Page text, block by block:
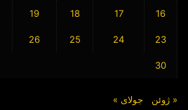
16
17
18
19
23
24
25
26
30
« ژوئن جولای »